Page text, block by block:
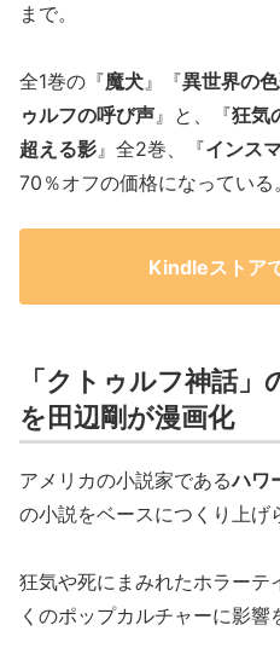
まで。
全1巻の『魔犬』『異世界の
ゥルフの呼び声』と、『狂気
超える影』全2巻、『インス
70％オフの価格になっている。
Kindleストア
「クトゥルフ神話
を田辺剛が漫画化
アメリカの小説家であるハワ
の小説をベースにつくり上げ
狂気や死にまみれたホラーテ
くのポップカルチャーに影響